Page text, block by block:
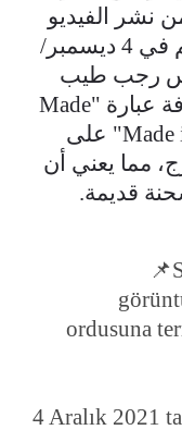
نشر الفيديو
هو التضليل، وأشار لصدور تعميم في 4 ديسمبر/
الرئيس رجب طيب
أردوغان، ينص على إلزامية إضافة عبارة "Made
in Türkiye" بدلا من "Made in Turkey" على
مما يعني أن
قديمة.
ordusuna
4 Aralık 2021